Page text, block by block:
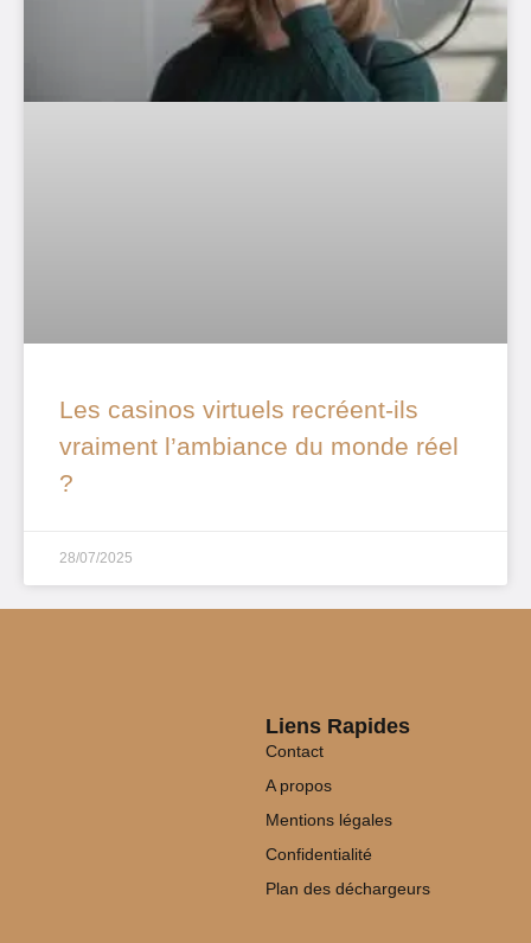
Les casinos virtuels recréent-ils
vraiment l’ambiance du monde réel
?
28/07/2025
Liens Rapides
Contact
A propos
Mentions légales
Confidentialité
Plan des déchargeurs